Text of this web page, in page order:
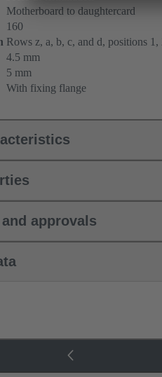
Motherboard to daughtercard
160
Rows z, a, b, c, and d, positions 1,
4.5 mm
5 mm
With fixing flange
approvals